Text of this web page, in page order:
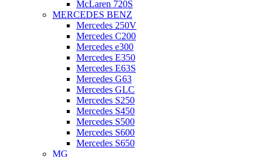
McLaren 720S
MERCEDES BENZ
Mercedes 250V
Mercedes C200
Mercedes e300
Mercedes E350
Mercedes E63S
Mercedes G63
Mercedes GLC
Mercedes S250
Mercedes S450
Mercedes S500
Mercedes S600
Mercedes S650
MG